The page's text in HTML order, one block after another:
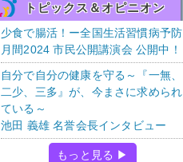
トピックス＆オピニオン
少食で腸活！ー全国生活習慣病予防
月間2024 市民公開講演会 公開中！
自分で自分の健康を守る～『一無、
二少、三多』が、今まさに求められ
ている～
池田 義雄 名誉会長インタビュー
もっと見る ▶